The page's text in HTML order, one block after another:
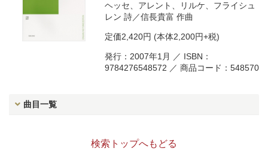
ヘッセ アレント リルケ
フライシュ
レン 詩／信長貴富 作曲
定価2,420円 (本体2,200円+税)
発行：2007年1月 ／ ISBN：
9784276548572 ／ 商品コード：548570
曲目一覧
検索トップへもどる